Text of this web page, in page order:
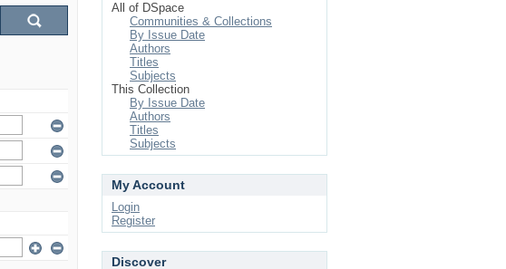
All of DSpace
Communities & Collections
By Issue Date
Authors
Titles
Subjects
This Collection
By Issue Date
Authors
Titles
Subjects
My Account
Login
Register
Discover